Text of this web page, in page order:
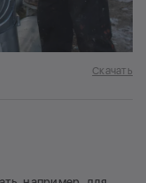
Скачать